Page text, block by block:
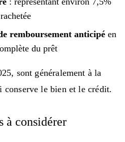
remboursement anticipé en
du prêt
sont généralement à la
conserve le bien et le crédit.
à considérer